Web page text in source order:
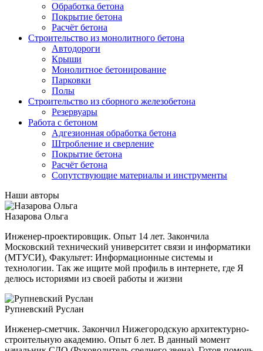
Обработка бетона
Покрытие бетона
Расчёт бетона
Строительство из монолитного бетона
Автодороги
Крыши
Монолитное бетонирование
Парковки
Полы
Строительство из сборного железобетона
Резервуары
Работа с бетоном
Адгезионная обработка бетона
Штробление и сверление
Покрытие бетона
Расчёт бетона
Сопутствующие материалы и инструменты
Наши авторы
Назарова Ольга
Инженер-проектировщик. Опыт 14 лет. Закончила
Московский технический университет связи и информатики
(МТУСИ), Факультет: Информационные системы и
технологии. Так же ищите мой профиль в интернете, где Я
делюсь историями из своей работы и жизни
Рупневский Руслан
Инженер-сметчик. Закончил Нижегородскую архитектурно-
строительную академию. Опыт 6 лет. В данный момент